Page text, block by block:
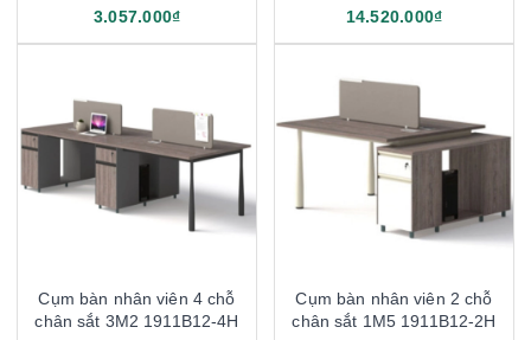
3.057.000₫ 14.520.000₫
Cụm bàn nhân viên 4 chỗ
chân sắt 3M2 1911B12-4H
Cụm bàn nhân viên 2 chỗ
chân sắt 1M5 1911B12-2H